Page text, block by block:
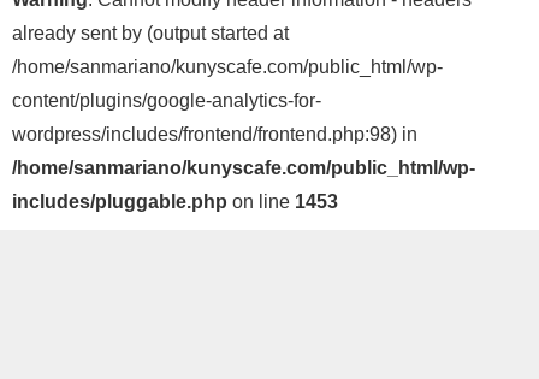
already sent by (output started at
/home/sanmariano/kunyscafe.com/public_html/wp-
content/plugins/google-analytics-for-
wordpress/includes/frontend/frontend.php:98) in
/home/sanmariano/kunyscafe.com/public_html/wp-
includes/pluggable.php on line 1453